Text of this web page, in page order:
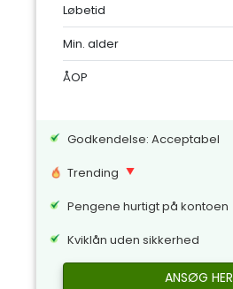
Løbetid
Min. alder
ÅOP
Godkendelse: Acceptabel
Trending
Pengene hurtigt på kontoen
Kviklån uden sikkerhed
ANSØG HER